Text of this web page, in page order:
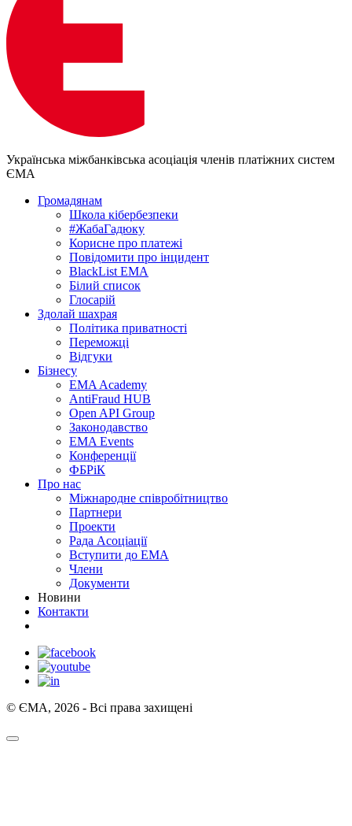
Українська міжбанківська асоціація членів платіжних систем
ЄМА
Громадянам
Школа кібербезпеки
#ЖабаГадюку
Корисне про платежі
Повідомити про інцидент
BlackList EMA
Білий список
Глосарій
Здолай шахрая
Політика приватності
Переможцi
Відгуки
Бізнесу
EMA Academy
AntiFraud HUB
Open API Group
Законодавство
EMA Events
Конференції
ФБРіК
Про нас
Міжнародне співробітництво
Партнери
Проекти
Рада Асоціації
Вступити до ЕМА
Члени
Документи
Новини
Контакти
© ЄМА, 2026 - Всі права захищені